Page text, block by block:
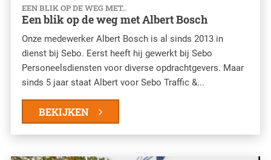
EEN BLIK OP DE WEG MET..
Een blik op de weg met Albert Bosch
Onze medewerker Albert Bosch is al sinds 2013 in
dienst bij Sebo. Eerst heeft hij gewerkt bij Sebo
Personeelsdiensten voor diverse opdrachtgevers. Maar
sinds 5 jaar staat Albert voor Sebo Traffic &...
BEKIJKEN